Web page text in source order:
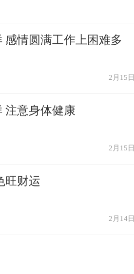
邓融，赏识他的才德，
，于是托病请求离去，
阳，变更姓名，屈身谋
，廉范便在狱中左右服
相貌很像廉范，但不敢
功曹史呢？”廉范呵斥
不再说别的了，后来邓
奉，直到邓融去世，廉
安葬完毕，而后离去。
怒，召廉范入朝，痛加
杀，实因不忍师生之情
从此廉范的名望显扬天
后又官为蜀郡太守，为
感情圆满工作上困难多
2月15日
注意身体健康
2月15日
旺财运
2月14日